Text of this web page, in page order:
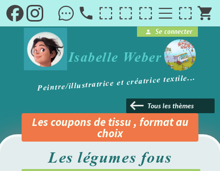
brightness_1
person Se connecter
Isabelle Weber
Peintre/illustratrice et créatrice textile...
Tous les thèmes
keyboard_backspace
Les légumes fous
Les coupons de tissu , format au
choix
local_phone shopping_cart